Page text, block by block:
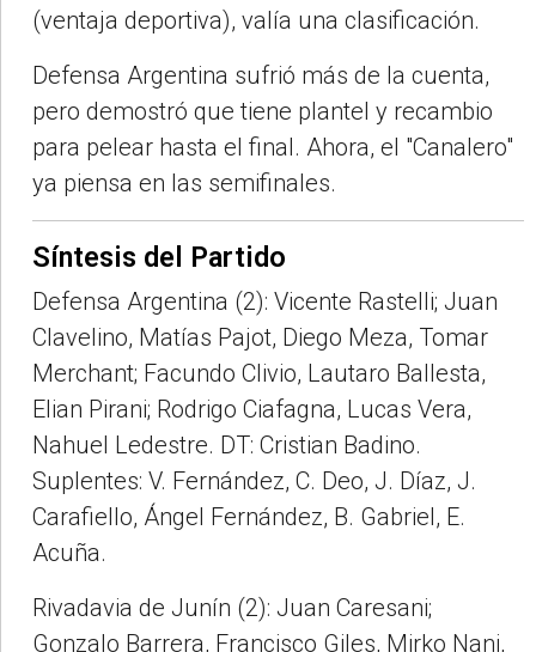
(ventaja deportiva), valía una clasificación.
Defensa Argentina sufrió más de la cuenta,
pero demostró que tiene plantel y recambio
para pelear hasta el final. Ahora, el "Canalero"
ya piensa en las semifinales.
Síntesis del Partido
Defensa Argentina (2): Vicente Rastelli; Juan
Clavelino, Matías Pajot, Diego Meza, Tomar
Merchant; Facundo Clivio, Lautaro Ballesta,
Elian Pirani; Rodrigo Ciafagna, Lucas Vera,
Nahuel Ledestre. DT: Cristian Badino.
Suplentes: V. Fernández, C. Deo, J. Díaz, J.
Carafiello, Ángel Fernández, B. Gabriel, E.
Acuña.
Rivadavia de Junín (2): Juan Caresani;
Gonzalo Barrera, Francisco Giles, Mirko Nani,